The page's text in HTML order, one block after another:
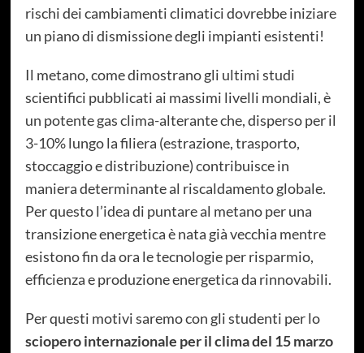
rischi dei cambiamenti climatici dovrebbe iniziare
un piano di dismissione degli impianti esistenti!
Il metano, come dimostrano gli ultimi studi
scientifici pubblicati ai massimi livelli mondiali, è
un potente gas clima-alterante che, disperso per il
3-10% lungo la filiera (estrazione, trasporto,
stoccaggio e distribuzione) contribuisce in
maniera determinante al riscaldamento globale.
Per questo l’idea di puntare al metano per una
transizione energetica è nata già vecchia mentre
esistono fin da ora le tecnologie per risparmio,
efficienza e produzione energetica da rinnovabili.
Per questi motivi saremo con gli studenti per lo
sciopero internazionale per il clima del 15 marzo